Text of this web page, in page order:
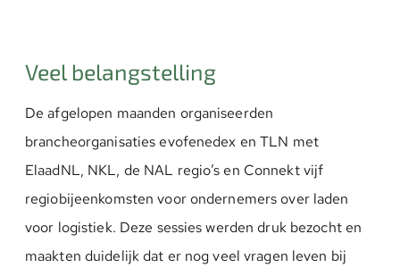
Veel belangstelling
De afgelopen maanden organiseerden
brancheorganisaties evofenedex en TLN met
ElaadNL, NKL, de NAL regio’s en Connekt vijf
regiobijeenkomsten voor ondernemers over laden
voor logistiek. Deze sessies werden druk bezocht en
maakten duidelijk dat er nog veel vragen leven bij